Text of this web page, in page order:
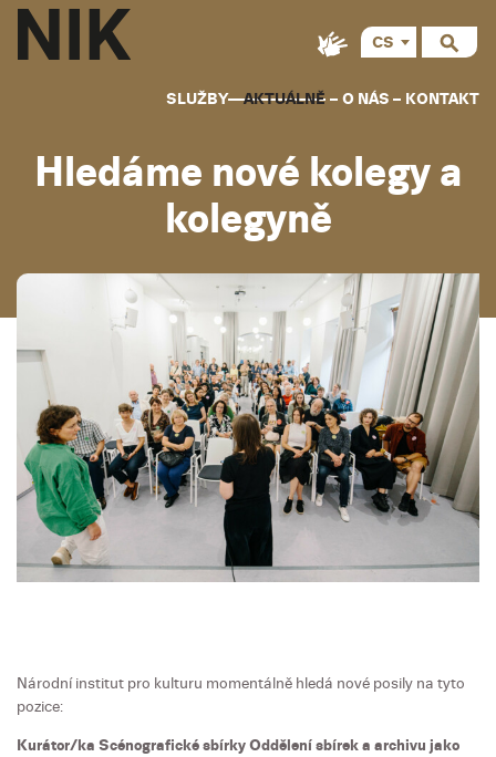
SLUŽBY AKTUÁLNĚ O NÁS KONTAKT
CS
Hledáme nové kolegy a
kolegyně
Národní institut pro kulturu momentálně hledá nové posily na tyto
pozice:
Kurátor/ka Scénografické sbírky Oddělení sbírek a archivu jako